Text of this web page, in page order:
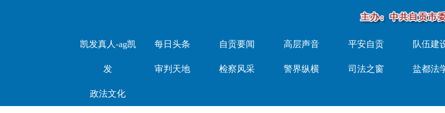
凯发真人-ag凯
发
每日头条 自贡要闻 高层声音 平安自贡 队伍建
审判天地 检察风采 警界纵横 司法之窗 盐都法
政法文化